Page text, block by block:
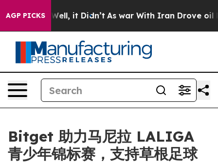
AGP PICKS
40%. Well, it Didn’t As war With Iran Drove oil
Bitget 助力马尼拉 LALIGA
青少年锦标赛，支持草根足球